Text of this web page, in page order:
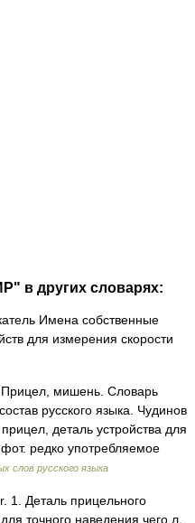
в других словарях:
Имена собственные
для измерения скорости
мишень. Словарь
русского языка. Чудинов
деталь устройства для
редко употребляемое
слов русского языка
Деталь прицельного
точного наведения чего л.